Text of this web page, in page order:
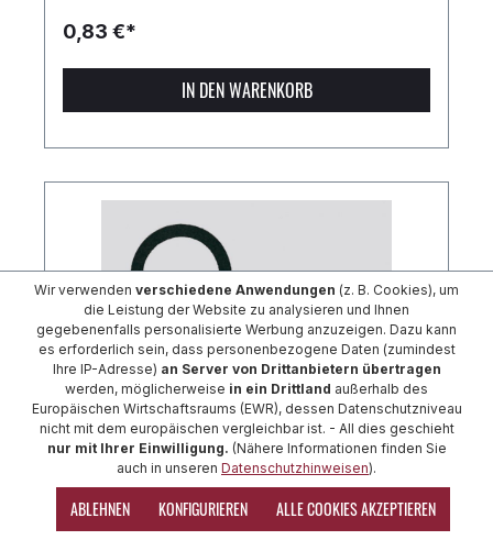
0,83 €*
IN DEN WARENKORB
Gummi-Flachdichtring zu GEKA-Gewindestück IG
1"
Wir verwenden verschiedene Anwendungen (z. B. Cookies), um
die Leistung der Website zu analysieren und Ihnen
gegebenenfalls personalisierte Werbung anzuzeigen. Dazu kann
es erforderlich sein, dass personenbezogene Daten (zumindest
Ihre IP-Adresse) an Server von Drittanbietern übertragen
werden, möglicherweise in ein Drittland außerhalb des
Europäischen Wirtschaftsraums (EWR), dessen Datenschutzniveau
nicht mit dem europäischen vergleichbar ist. - All dies geschieht
nur mit Ihrer Einwilligung. (Nähere Informationen finden Sie
auch in unseren Datenschutzhinweisen).
ABLEHNEN KONFIGURIEREN ALLE COOKIES AKZEPTIEREN